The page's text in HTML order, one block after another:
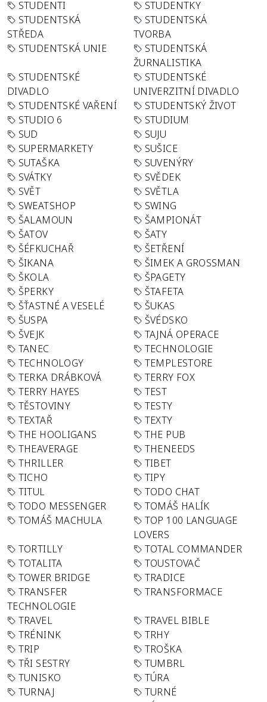
STUDENTI
STUDENTKY
STUDENTSKÁ
STŘEDA
STUDENTSKÁ
TVORBA
STUDENTSKÁ UNIE
STUDENTSKÁ
ŽURNALISTIKA
STUDENTSKÉ
DIVADLO
STUDENTSKÉ
UNIVERZITNÍ DIVADLO
STUDENTSKÉ VAŘENÍ
STUDENTSKÝ ŽIVOT
STUDIO 6
STUDIUM
SUD
SUJU
SUPERMARKETY
SUŠICE
SUTAŠKA
SUVENÝRY
SVÁTKY
SVĚDEK
SVĚT
SVĚTLA
SWEATSHOP
SWING
ŠALAMOUN
ŠAMPIONÁT
ŠATOV
ŠATY
ŠÉFKUCHAŘ
ŠETŘENÍ
ŠIKANA
ŠIMEK A GROSSMAN
ŠKOLA
ŠPAGETY
ŠPERKY
ŠTAFETA
ŠŤASTNÉ A VESELÉ
ŠUKAS
ŠUSPA
ŠVÉDSKO
ŠVEJK
TAJNÁ OPERACE
TANEC
TECHNOLOGIE
TECHNOLOGY
TEMPLESTORE
TERKA DRÁBKOVÁ
TERRY FOX
TERRY HAYES
TEST
TĚSTOVINY
TESTY
TEXTAŘ
TEXTY
THE HOOLIGANS
THE PUB
THEAVERAGE
THENEEDS
THRILLER
TIBET
TICHO
TIPY
TITUL
TODO CHAT
TODO MESSENGER
TOMÁŠ HALÍK
TOMÁŠ MACHULA
TOP 100 LANGUAGE
LOVERS
TORTILLY
TOTAL COMMANDER
TOTALITA
TOUSTOVAČ
TOWER BRIDGE
TRADICE
TRANSFER
TECHNOLOGIE
TRANSFORMACE
TRAVEL
TRAVEL BIBLE
TRÉNINK
TRHY
TRIP
TROŠKA
TŘI SESTRY
TUMBRL
TUNISKO
TÚRA
TURNAJ
TURNÉ